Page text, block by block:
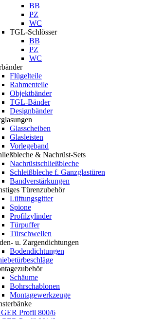
BB
PZ
WC
TGL-Schlösser
BB
PZ
WC
Flügelteile
Rahmenteile
Objektbänder
TGL-Bänder
Designbänder
Glasscheiben
Glasleisten
Vorlegeband
& Nachrüst-Sets
Nachrüstschließbleche
Schleißbleche f. Ganzglastüren
Bandverstärkungen
Türenzubehör
Lüftungsgitter
Spione
Profilzylinder
Türpuffer
Türschwellen
u. Zargendichtungen
Bodendichtungen
Schäume
Bohrschablonen
Montagewerkzeuge
Profil 800/6